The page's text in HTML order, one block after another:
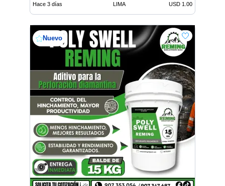
Hace 3 días LIMA USD 1.00
Nuevo